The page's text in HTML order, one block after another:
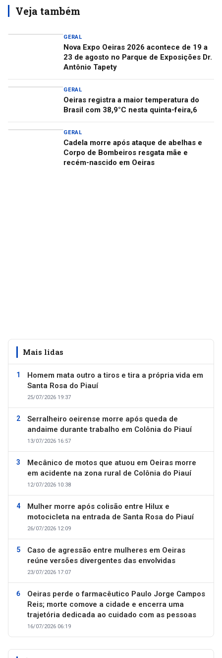
Veja também
GERAL
Nova Expo Oeiras 2026 acontece de 19 a
23 de agosto no Parque de Exposições Dr.
Antônio Tapety
GERAL
Oeiras registra a maior temperatura do
Brasil com 38,9°C nesta quinta-feira,6
GERAL
Cadela morre após ataque de abelhas e
Corpo de Bombeiros resgata mãe e
recém-nascido em Oeiras
Mais lidas
Homem mata outro a tiros e tira a própria vida em
Santa Rosa do Piauí
25/07/2026 19:37
Serralheiro oeirense morre após queda de
andaime durante trabalho em Colônia do Piauí
13/07/2026 16:57
Mecânico de motos que atuou em Oeiras morre
em acidente na zona rural de Colônia do Piauí
12/07/2026 10:38
Mulher morre após colisão entre Hilux e
motocicleta na entrada de Santa Rosa do Piauí
26/07/2026 12:09
Caso de agressão entre mulheres em Oeiras
reúne versões divergentes das envolvidas
23/07/2026 17:07
Oeiras perde o farmacêutico Paulo Jorge Campos
Reis; morte comove a cidade e encerra uma
trajetória dedicada ao cuidado com as pessoas
16/07/2026 06:19